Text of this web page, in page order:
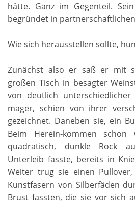
hätte. Ganz im Gegenteil.
begründet in
Wie sich herausstellen sollte,
Zunächst also er saß er mit
großen Tisch in besagter
von deutlich
mager, schien von ihrer
gezeichnet. Daneben sie, ein
Beim Herein-kommen
quadratisch, dunkle Rock
Unterleib fasste, bereits in
Weiter trug sie einen
Kunstfasern von Silberfäden
Brust fassten, die sie vor sich